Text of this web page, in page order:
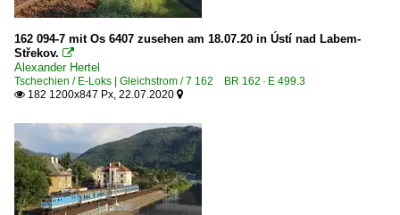
162 094-7 mit Os 6407 zusehen am 18.07.20 in Ústí nad Labem-
Střekov. 
Alexander Hertel
Tschechien / E-Loks | Gleichstrom / 7 162 BR 162 · E 499.3
 182 1200x847 Px, 22.07.2020 